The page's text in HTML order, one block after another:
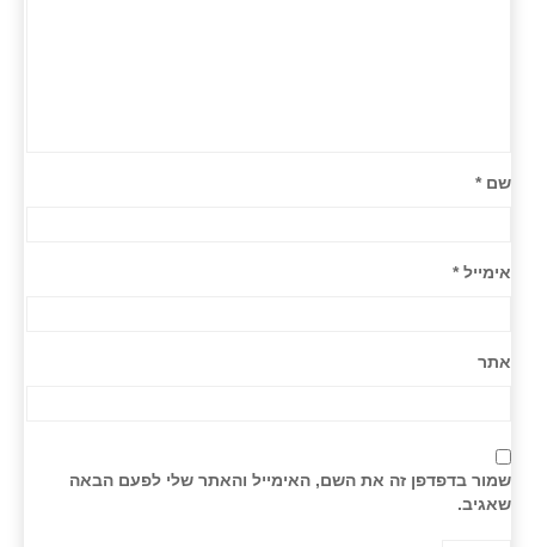
שם*
אימייל*
אתר
שמור בדפדפן זה את השם, האימייל והאתר שלי לפעם הבאה
שאגיב.